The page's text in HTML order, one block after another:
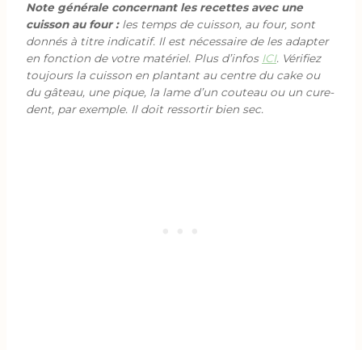
Note générale concernant les recettes avec une
cuisson au four :les temps de cuisson, au four, sont
donnés à titre indicatif. Il est nécessaire de les adapter
en fonction de votre matériel. Plus d’infos ICI. Vérifiez
toujours la cuisson en plantant au centre du cake ou
du gâteau, une pique, la lame d’un couteau ou un cure-
dent, par exemple. Il doit ressortir bien sec.